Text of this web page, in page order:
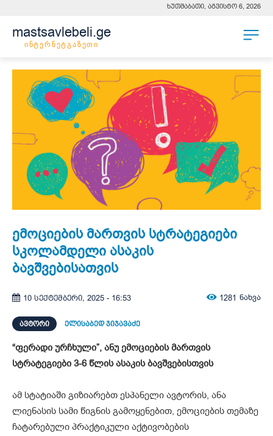
ხუთშაბათი, აგვისტო 6, 2026
mastsavlebeli.ge
ინტერნეტგაზეთი
ემოციების მართვის სტრატეგიები
სკოლამდელი ასაკის
ბავშვებისათვის
10 სექტემბერი, 2025 - 16:53 1281 ნახვა
ᲐᲕᲢᲝᲠᲘ ელისაბედ ჯიჯავაძე
“ფერადი ურჩხული”, ანუ ემოციების მართვის
სტრატეგიები 3-6 წლის ასაკის ბავშვებისთვის
ამ სტატიაში გიზიარებთ ესპანელი ავტორის, ანა
ლიენასის სამი წიგნის გამოყენებით, ემოციების თემაზე
ჩატარებული პრაქტიკული აქტივობების